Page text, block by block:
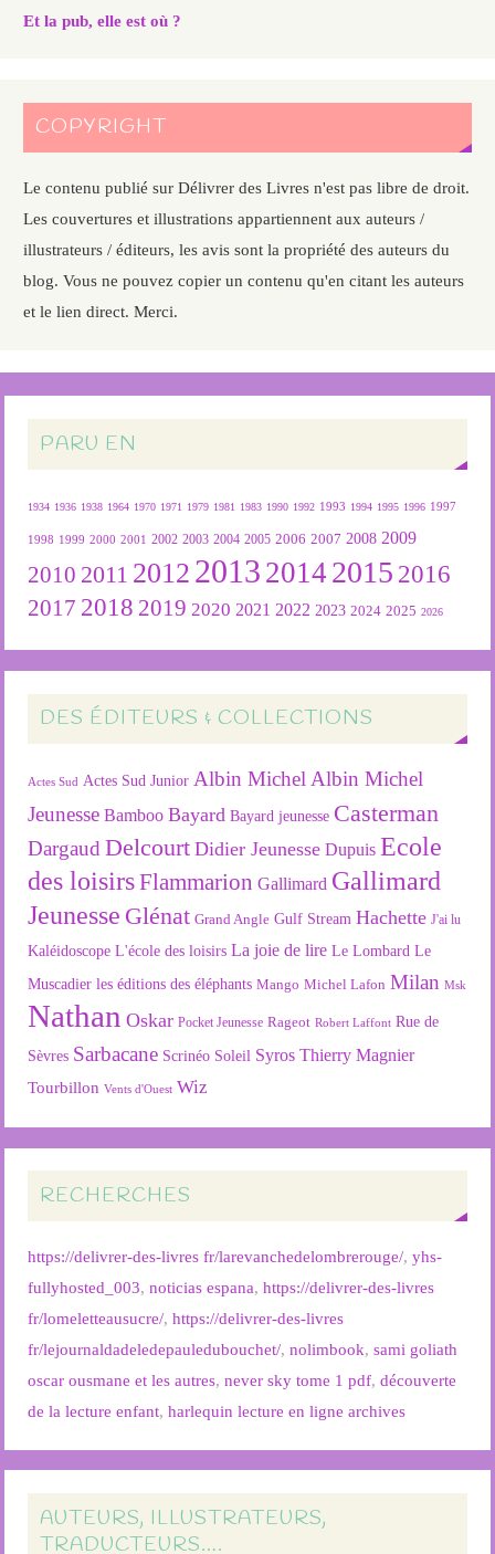
Et la pub, elle est où ?
COPYRIGHT
Le contenu publié sur Délivrer des Livres n'est pas libre de droit.
Les couvertures et illustrations appartiennent aux auteurs /
illustrateurs / éditeurs, les avis sont la propriété des auteurs du
blog. Vous ne pouvez copier un contenu qu'en citant les auteurs
et le lien direct. Merci.
PARU EN
1934 1936 1938 1964 1970 1971 1979 1981 1983 1990 1992 1993 1994 1995 1996 1997
1998 1999 2000 2001 2002 2003 2004 2005 2006 2007 2008 2009
2010 2011 2012 2013 2014 2015 2016
2017 2018 2019 2020 2021 2022 2023 2024 2025 2026
DES ÉDITEURS & COLLECTIONS
Actes Sud Actes Sud Junior Albin Michel Albin Michel
Jeunesse Bamboo Bayard Bayard jeunesse Casterman
Dargaud Delcourt Didier Jeunesse Dupuis Ecole
des loisirsFlammarion Gallimard Gallimard
Jeunesse Glénat Grand Angle Gulf Stream Hachette J'ai lu
Kaléidoscope L'école des loisirs La joie de lire Le Lombard Le
Muscadier les éditions des éléphants Mango Michel Lafon Milan Msk
Nathan Oskar Pocket Jeunesse Rageot Robert Laffont Rue de
Sèvres Sarbacane Scrinéo Soleil Syros Thierry Magnier
Tourbillon Vents d'Ouest Wiz
RECHERCHES
https://delivrer-des-livres fr/larevanchedelombrerouge/,yhs-
fullyhosted_003,noticias espana,https://delivrer-des-livres
fr/lomeletteausucre/,https://delivrer-des-livres
fr/lejournaldadeledepauledubouchet/,nolimbook,sami goliath
oscar ousmane et les autres,never sky tome 1 pdf,découverte
de la lecture enfant,harlequin lecture en ligne archives
AUTEURS, ILLUSTRATEURS,
TRADUCTEURS….